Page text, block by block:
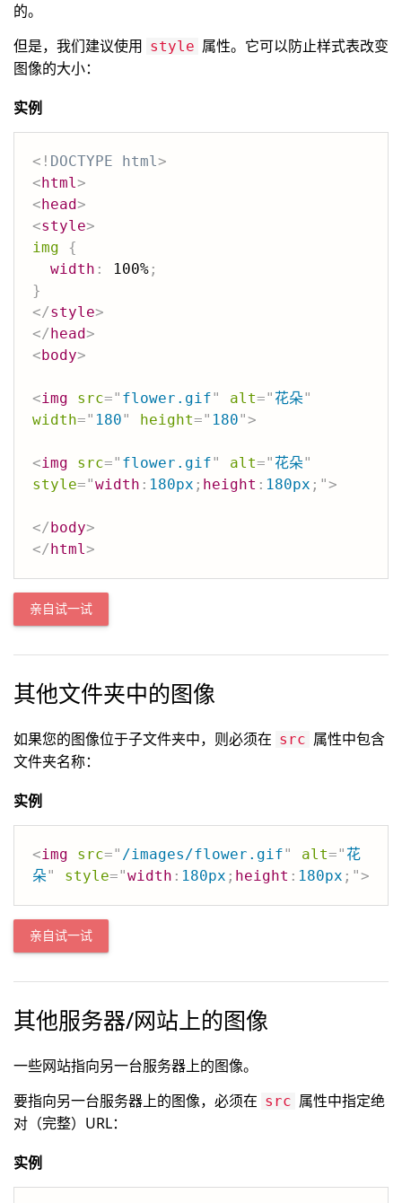
的。
但是，我们建议使用 style 属性。它可以防止样式表改变
图像的大小：
实例
<! DOCTYPE html>
<html>
<head>
<style>
img
{
width : 100% ;
}
</style>
</head>
<body>
<img src=" flower.gif" alt=" 花朵"
width=" 180" height=" 180">
<img src=" flower.gif" alt=" 花朵"
style="width : 180px ; height : 180px ; ">
</body>
</html>
亲自试一试
其他文件夹中的图像
如果您的图像位于子文件夹中，则必须在 src 属性中包含
文件夹名称：
实例
<img src=" /images/flower.gif" alt=" 花
朵" style="width : 180px ; height : 180px ; ">
亲自试一试
其他服务器/网站上的图像
一些网站指向另一台服务器上的图像。
要指向另一台服务器上的图像，必须在 src 属性中指定绝
对（完整）URL：
实例